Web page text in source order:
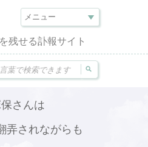
残せる訃報サイト
さんは
弄されながらも